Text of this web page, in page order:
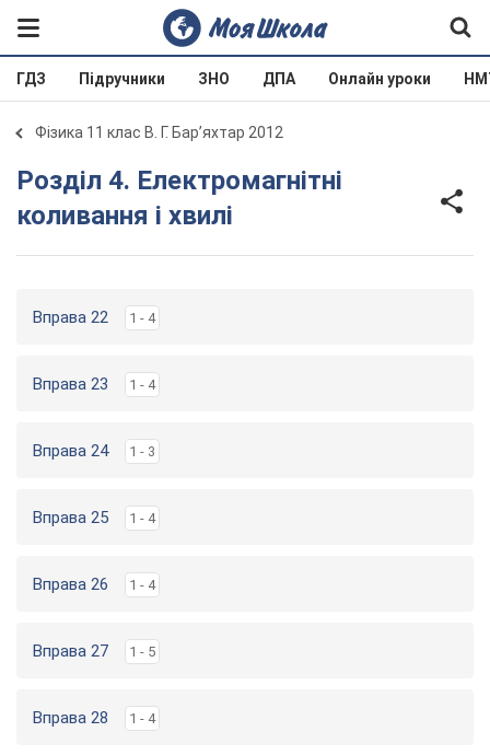
ГДЗ Підручники ЗНО ДПА Онлайн уроки
Фізика 11 клас В. Г. Бар’яхтар 2012
Розділ 4. Електромагнітні
коливання і хвилі
Вправа 22 1 - 4
Вправа 23 1 - 4
Вправа 24 1 - 3
Вправа 25 1 - 4
Вправа 26 1 - 4
Вправа 27 1 - 5
Вправа 28 1 - 4